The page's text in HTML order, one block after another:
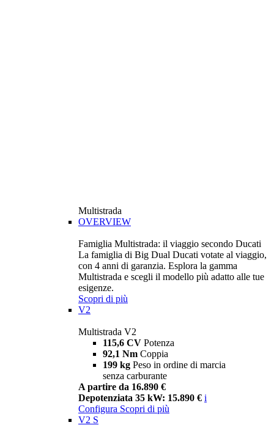
Multistrada
OVERVIEW
Famiglia Multistrada: il viaggio secondo Ducati
La famiglia di Big Dual Ducati votate al viaggio,
con 4 anni di garanzia. Esplora la gamma
Multistrada e scegli il modello più adatto alle tue
esigenze.
Scopri di più
V2
Multistrada V2
115,6 CV Potenza
92,1 Nm Coppia
199 kg Peso in ordine di marcia
senza carburante
A partire da 16.890 €
Depotenziata 35 kW: 15.890 € i
Configura Scopri di più
V2 S